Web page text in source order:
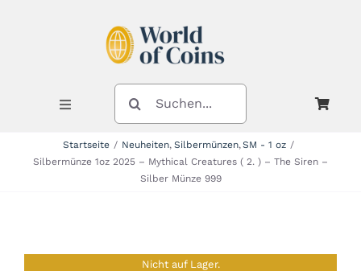
Toggle
Navigation
SUCHE
NACH:
Startseite Neuheiten Silbermünzen SM - 1 oz
Silbermünze 1oz 2025 – Mythical Creatures ( 2. ) – The Siren –
Silber Münze 999
Nicht auf Lager.